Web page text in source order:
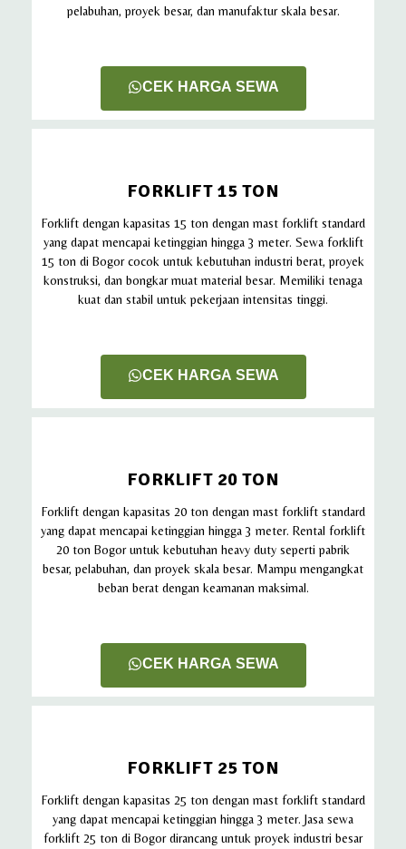
pelabuhan, proyek besar, dan manufaktur skala besar.
CEK HARGA SEWA
FORKLIFT 15 TON
Forklift dengan kapasitas 15 ton dengan mast forklift standard
yang dapat mencapai ketinggian hingga 3 meter. Sewa forklift
15 ton di Bogor cocok untuk kebutuhan industri berat, proyek
konstruksi, dan bongkar muat material besar. Memiliki tenaga
kuat dan stabil untuk pekerjaan intensitas tinggi.
CEK HARGA SEWA
FORKLIFT 20 TON
Forklift dengan kapasitas 20 ton dengan mast forklift standard
yang dapat mencapai ketinggian hingga 3 meter. Rental forklift
20 ton Bogor untuk kebutuhan heavy duty seperti pabrik
besar, pelabuhan, dan proyek skala besar. Mampu mengangkat
beban berat dengan keamanan maksimal.
CEK HARGA SEWA
FORKLIFT 25 TON
Forklift dengan kapasitas 25 ton dengan mast forklift standard
yang dapat mencapai ketinggian hingga 3 meter. Jasa sewa
forklift 25 ton di Bogor dirancang untuk proyek industri besar